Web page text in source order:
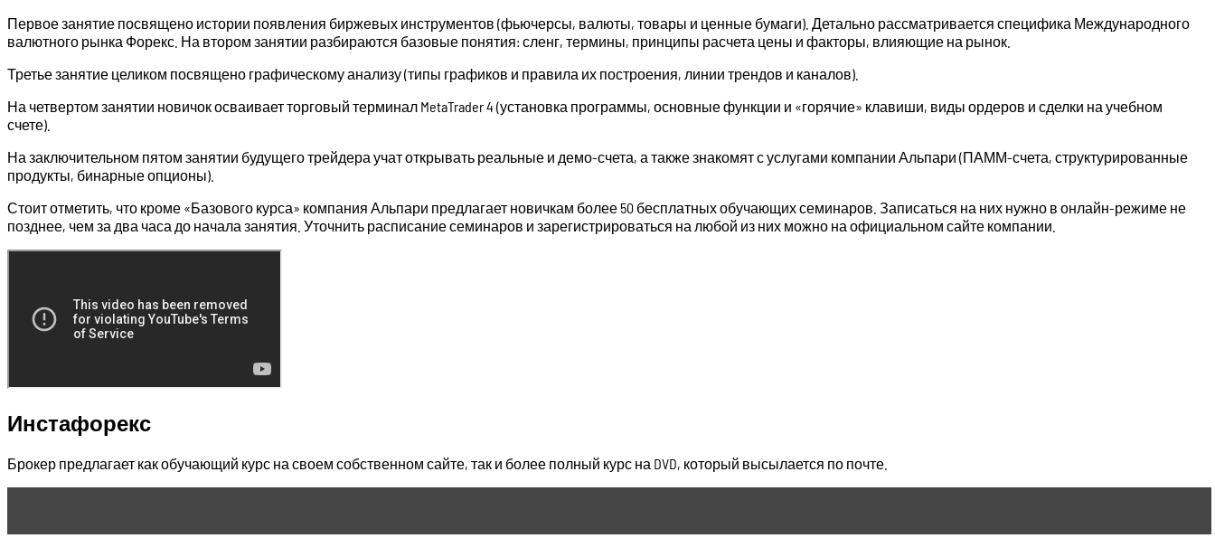
Первое занятие посвящено истории появления биржевых инструментов (фьючерсы, валюты, товары и ценные бумаги). Детально рассматривается специфика Международного
валютного рынка Форекс. На втором занятии разбираются базовые понятия: сленг, термины, принципы расчета цены и факторы, влияющие на рынок.
Третье занятие целиком посвящено графическому анализу (типы графиков и правила их построения, линии трендов и каналов).
На четвертом занятии новичок осваивает торговый терминал MetaTrader 4 (установка программы, основные функции и «горячие» клавиши, виды ордеров и сделки на учебном
счете).
На заключительном пятом занятии будущего трейдера учат открывать реальные и демо-счета, а также знакомят с услугами компании Альпари (ПАММ-счета, структурированные
продукты, бинарные опционы).
Стоит отметить, что кроме «Базового курса» компания Альпари предлагает новичкам более 50 бесплатных обучающих семинаров. Записаться на них нужно в онлайн-режиме не
позднее, чем за два часа до начала занятия. Уточнить расписание семинаров и зарегистрироваться на любой из них можно на официальном сайте компании.
Инстафорекс
Брокер предлагает как обучающий курс на своем собственном сайте, так и более полный курс на DVD, который высылается по почте.